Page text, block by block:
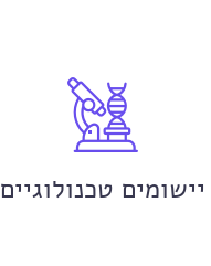
יישומים טכנולוגיים